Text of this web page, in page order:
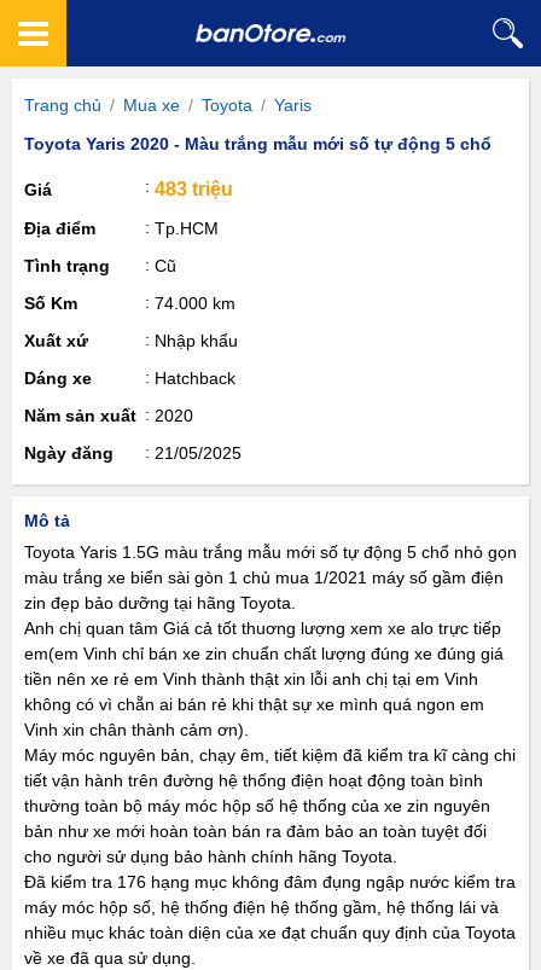
Trang chủ / Mua xe / Toyota / Yaris
Toyota Yaris 2020 - Màu trắng mẫu mới số tự động 5 chổ
Giá 483 triệu
Địa điểm
Tp.HCM
Tình trạng
Cũ
Số Km
74.000 km
Xuất xứ
Nhập khẩu
Dáng xe
Hatchback
Năm sản xuất
2020
Ngày đăng
21/05/2025
Mô tả
Toyota Yaris 1.5G màu trắng mẫu mới số tự động 5 chổ nhỏ gọn
màu trắng xe biển sài gòn 1 chủ mua 1/2021 máy số gầm điện
zin đẹp bảo dưỡng tại hãng Toyota.
Anh chị quan tâm Giá cả tốt thuơng lượng xem xe alo trực tiếp
em(em Vinh chỉ bán xe zin chuẩn chất lượng đúng xe đúng giá
tiền nên xe rẻ em Vinh thành thật xin lỗi anh chị tại em Vinh
không có vì chẵn ai bán rẻ khi thật sự xe mình quá ngon em
Vinh xin chân thành cảm ơn).
Máy móc nguyên bản, chạy êm, tiết kiệm đã kiểm tra kĩ càng chi
tiết vận hành trên đường hệ thống điện hoạt động toàn bình
thường toàn bộ máy móc hộp số hệ thống của xe zin nguyên
bản như xe mới hoàn toàn bán ra đảm bảo an toàn tuyệt đối
cho người sử dụng bảo hành chính hãng Toyota.
Đã kiểm tra 176 hạng mục không đâm đụng ngập nước kiểm tra
máy móc hộp số, hệ thống điện hệ thống gầm, hệ thống lái và
nhiều mục khác toàn diện của xe đạt chuẩn quy định của Toyota
về xe đã qua sử dụng.